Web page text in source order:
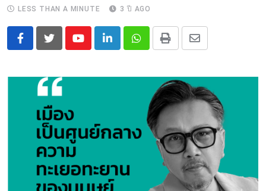
LESS THAN A MINUTE
3 ปี AGO
YoutubeLinkedInWhatsapp
Print
Share
Email